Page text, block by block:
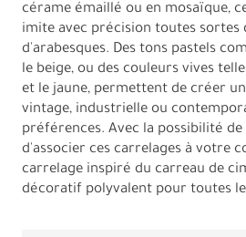
cérame émaillé ou en mosaïque,
imite avec précision toutes sortes
d'arabesques. Des tons pastels
le beige, ou des couleurs vives
et le jaune, permettent de créer
vintage, industrielle ou
préférences. Avec la possibilité
d'associer ces carrelages à votre
carrelage inspiré du carreau de
décoratif polyvalent pour toutes